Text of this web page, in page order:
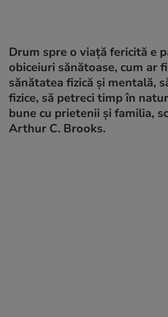
Drum spre o viață fericită e
obiceiuri sănătoase, cum ar
sănătatea fizică și mentală,
fizice, să petreci timp în
bune cu prietenii și familia,
Arthur C. Brooks.